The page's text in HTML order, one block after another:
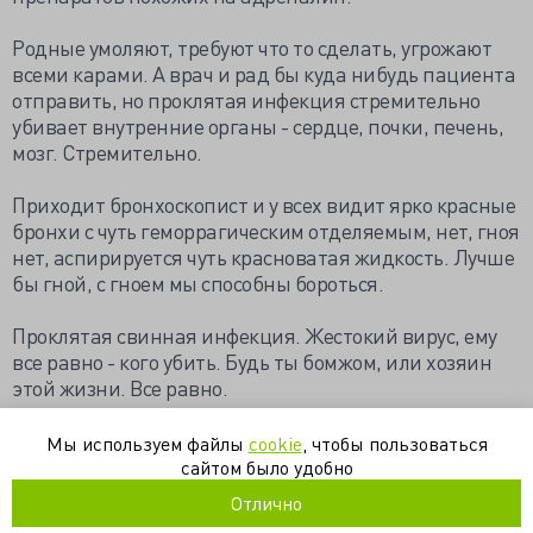
Родные умоляют, требуют что то сделать, угрожают
всеми карами. А врач и рад бы куда нибудь пациента
отправить, но проклятая инфекция стремительно
убивает внутренние органы - сердце, почки, печень,
мозг. Стремительно.
Приходит бронхоскопист и у всех видит ярко красные
бронхи с чуть геморрагическим отделяемым, нет, гноя
нет, аспирируется чуть красноватая жидкость. Лучше
бы гной, с гноем мы способны бороться.
Проклятая свинная инфекция. Жестокий вирус, ему
все равно - кого убить. Будь ты бомжом, или хозяин
этой жизни. Все равно.
клинический случай
Мы используем файлы cookie , чтобы пользоваться
сайтом было удобно
Отлично